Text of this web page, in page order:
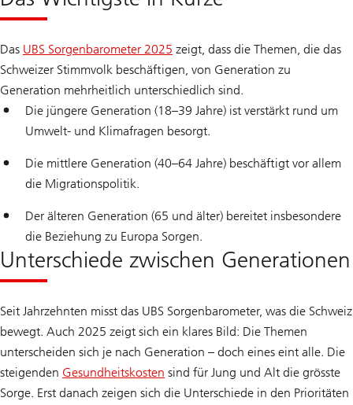
Das UBS Sorgenbarometer 2025 zeigt, dass die Themen, die das
Schweizer Stimmvolk beschäftigen, von Generation zu
Generation mehrheitlich unterschiedlich sind.
Die jüngere Generation (18–39 Jahre) ist verstärkt rund um
Umwelt- und Klimafragen besorgt.
Die mittlere Generation (40–64 Jahre) beschäftigt vor allem
die Migrationspolitik.
Der älteren Generation (65 und älter) bereitet insbesondere
die Beziehung zu Europa Sorgen.
Unterschiede zwischen Generationen
Seit Jahrzehnten misst das UBS Sorgenbarometer, was die Schweiz
bewegt. Auch 2025 zeigt sich ein klares Bild: Die Themen
unterscheiden sich je nach Generation – doch eines eint alle. Die
steigenden Gesundheitskosten sind für Jung und Alt die grösste
Sorge. Erst danach zeigen sich die Unterschiede in den Prioritäten